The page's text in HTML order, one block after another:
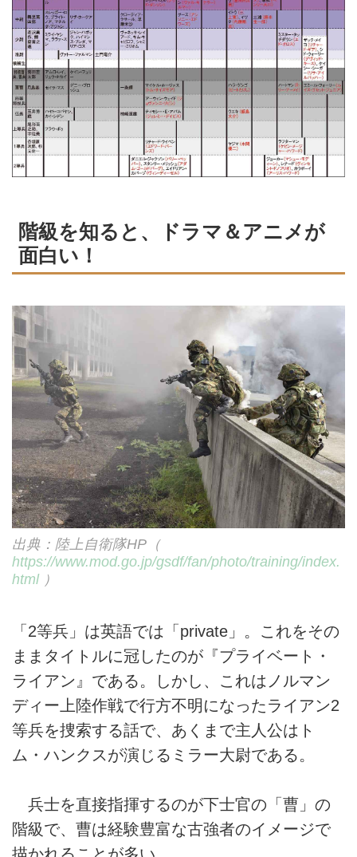
階級を知ると、ドラマ＆アニメが
面白い！
出典：陸上自衛隊HP（
https://www.mod.go.jp/gsdf/fan/photo/training/index.
html）
「2等兵」は英語では「private」。これをその
ままタイトルに冠したのが『プライベート・
ライアン』である。しかし、これはノルマン
ディー上陸作戦で行方不明になったライアン2
等兵を捜索する話で、あくまで主人公はト
ム・ハンクスが演じるミラー大尉である。
兵士を直接指揮するのが下士官の「曹」の
階級で、曹は経験豊富な古強者のイメージで